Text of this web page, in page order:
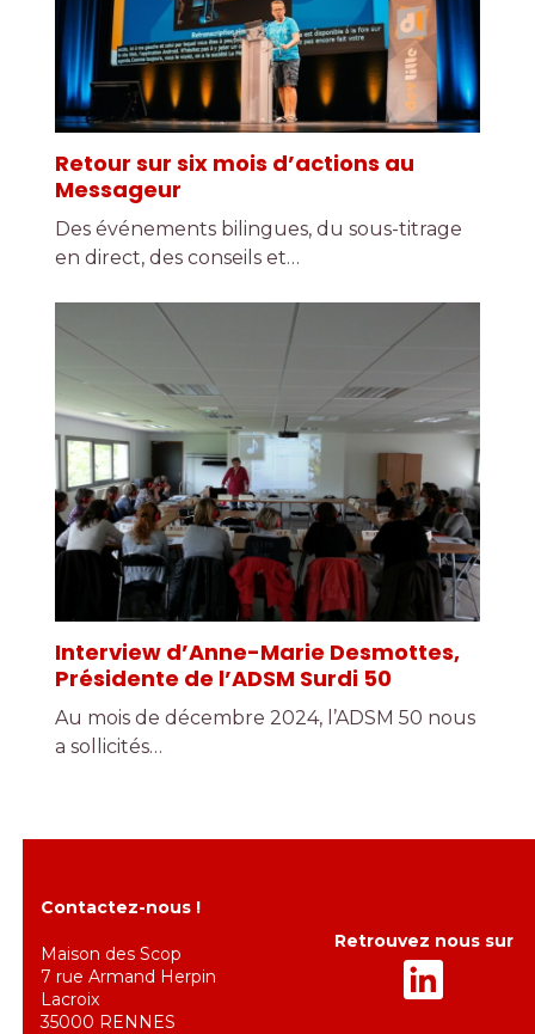
Retour sur six mois d’actions au
Messageur
Des événements bilingues, du sous-titrage
en direct, des conseils et…
Interview d’Anne-Marie Desmottes,
Présidente de l’ADSM Surdi 50
Au mois de décembre 2024, l’ADSM 50 nous
a sollicités…
Contactez-nous !
Maison des Scop
7 rue Armand Herpin
Lacroix
35000 RENNES
Retrouvez nous sur